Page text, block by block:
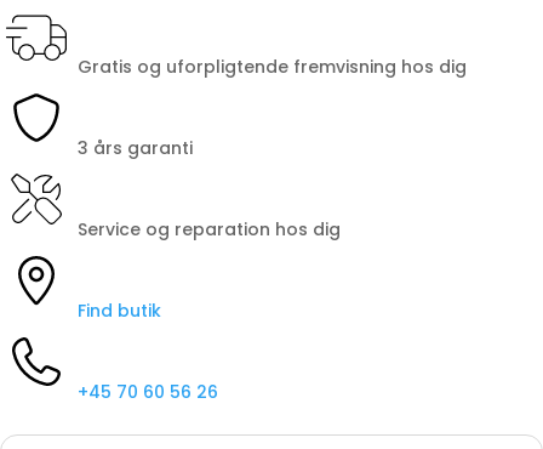
Gratis og uforpligtende fremvisning hos dig
3 års garanti
Service og reparation hos dig
Find butik
+45 70 60 56 26